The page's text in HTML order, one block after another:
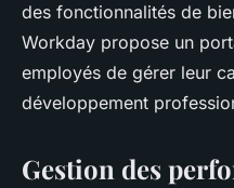
des fonctionnalités de
Workday propose un
employés de gérer leur
développement
Gestion des